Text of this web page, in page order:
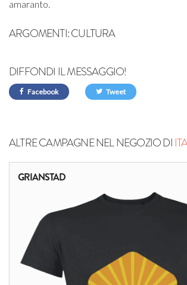
amaranto.
ARGOMENTI:CULTURA
DIFFONDI IL MESSAGGIO!
Facebook Tweet
ALTRE CAMPAGNE NEL NEGOZIO DI
GRIANSTAD